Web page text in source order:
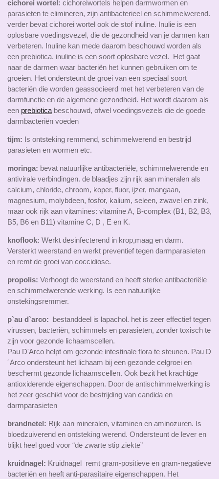
cichorei wortel: cichoreiwortels helpen darmwormen en
parasieten te elimineren, zijn antibacterieel en schimmelwerend.
verder bevat cichorei wortel ook de stof inuline. Inulie is een
oplosbare voedingsvezel, die de gezondheid van je darmen kan
verbeteren. Inuline kan mede daarom beschouwd worden als
een prebiotica. inuline is een soort oplosbare vezel. Het gaat
naar de darmen waar bacteriën het kunnen gebruiken om te
groeien. Het ondersteunt de groei van een speciaal soort
bacteriën die worden geassocieerd met het verbeteren van de
darmfunctie en de algemene gezondheid. Het wordt daarom als
een prebiotica beschouwd, ofwel voedingsvezels die de goede
darmbacteriën voeden
tijm: Is ontsteking remmend, schimmelwerend en bestrijd
parasieten en wormen etc.
moringa: bevat natuurlijke antibacteriële, schimmelwerende en
antivirale verbindingen. de blaadjes zijn rijk aan mineralen als
calcium, chloride, chroom, koper, fluor, ijzer, mangaan,
magnesium, molybdeen, fosfor, kalium, seleen, zwavel en zink,
maar ook rijk aan vitamines: vitamine A, B-complex (B1, B2, B3,
B5, B6 en B11) vitamine C, D , E en K.
knoflook: Werkt desinfecterend in krop,maag en darm.
Versterkt weerstand en werkt preventief tegen darmparasieten
en remt de groei van coccidiose.
propolis: Verhoogt de weerstand en heeft sterke antibacteriële
en schimmelwerende werking. Is een natuurlijke
onstekingsremmer.
p`au d`arco: bestanddeel is lapachol. het is zeer effectief tegen
virussen, bacteriën, schimmels en parasieten, zonder toxisch te
zijn voor gezonde lichaamscellen.
Pau D'Arco helpt om gezonde intestinale flora te steunen. Pau D
´Arco ondersteunt het lichaam bij een gezonde celgroei en
beschermt gezonde lichaamscellen. Ook bezit het krachtige
antioxiderende eigenschappen. Door de antischimmelwerking is
het zeer geschikt voor de bestrijding van candida en
darmparasieten
brandnetel: Rijk aan mineralen, vitaminen en aminozuren. Is
bloedzuiverend en ontsteking werend. Ondersteunt de lever en
blijkt heel goed voor “de zwarte stip ziekte”
kruidnagel: Kruidnagel remt gram-positieve en gram-negatieve
bacteriën en heeft anti-parasitaire eigenschappen. Het